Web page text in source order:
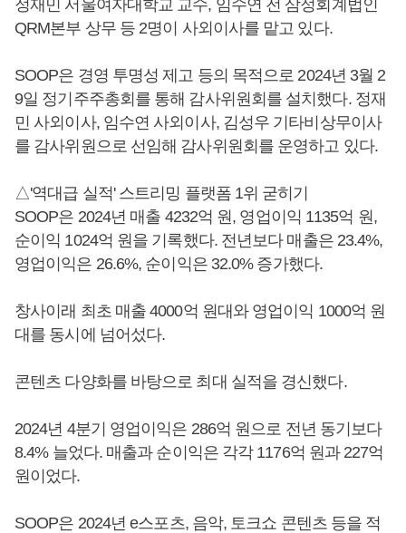
정재민 서울여자대학교 교수, 임수연 전 삼정회계법인
QRM본부 상무 등 2명이 사외이사를 맡고 있다.
SOOP은 경영 투명성 제고 등의 목적으로 2024년 3월 2
9일 정기주주총회를 통해 감사위원회를 설치했다. 정재
민 사외이사, 임수연 사외이사, 김성우 기타비상무이사
를 감사위원으로 선임해 감사위원회를 운영하고 있다.
△'역대급 실적' 스트리밍 플랫폼 1위 굳히기
SOOP은 2024년 매출 4232억 원, 영업이익 1135억 원,
순이익 1024억 원을 기록했다. 전년보다 매출은 23.4%,
영업이익은 26.6%, 순이익은 32.0% 증가했다.
창사이래 최초 매출 4000억 원대와 영업이익 1000억 원
대를 동시에 넘어섰다.
콘텐츠 다양화를 바탕으로 최대 실적을 경신했다.
2024년 4분기 영업이익은 286억 원으로 전년 동기보다
8.4% 늘었다. 매출과 순이익은 각각 1176억 원과 227억
원이었다.
SOOP은 2024년 e스포츠, 음악, 토크쇼 콘텐츠 등을 적